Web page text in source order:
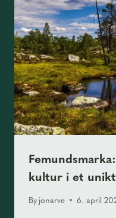
kultur i et
By jonarve 6. april